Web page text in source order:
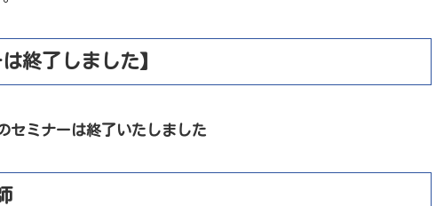
終了しました】
ミナーは終了いたしました